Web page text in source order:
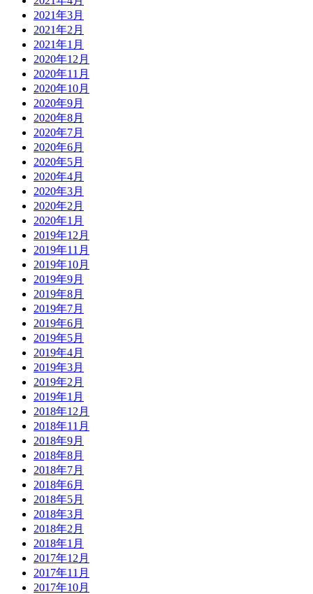
2021年3月
2021年2月
2021年1月
2020年12月
2020年11月
2020年10月
2020年9月
2020年8月
2020年7月
2020年6月
2020年5月
2020年4月
2020年3月
2020年2月
2020年1月
2019年12月
2019年11月
2019年10月
2019年9月
2019年8月
2019年7月
2019年6月
2019年5月
2019年4月
2019年3月
2019年2月
2019年1月
2018年12月
2018年11月
2018年9月
2018年8月
2018年7月
2018年6月
2018年5月
2018年3月
2018年2月
2018年1月
2017年12月
2017年11月
2017年10月